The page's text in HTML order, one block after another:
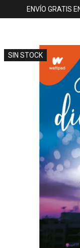
ENVÍO GRATIS
SIN STOCK